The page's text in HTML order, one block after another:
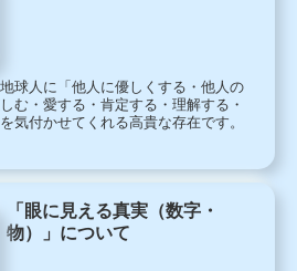
球人に「他人に優しくする・他人の
む・愛する・肯定する・理解する・
気付かせてくれる高貴な存在です。
「眼に見える真実（数字・
物）」について